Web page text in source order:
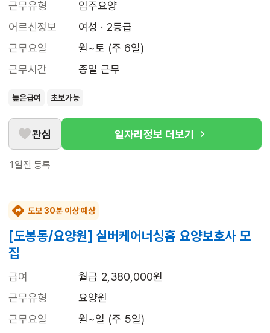
근무유형
입주요양
어르신정보
여성 · 2등급
근무요일
월~토 (주 6일)
근무시간
종일 근무
높은급여 초보가능
관심 일자리정보 더보기
1일전 등록
도보 30분 이상 예상
[도봉동/요양원] 실버케어너싱홈 요양보호사 모
집
급여
월급 2,380,000원
근무유형
요양원
근무요일
월~일 (주 5일)